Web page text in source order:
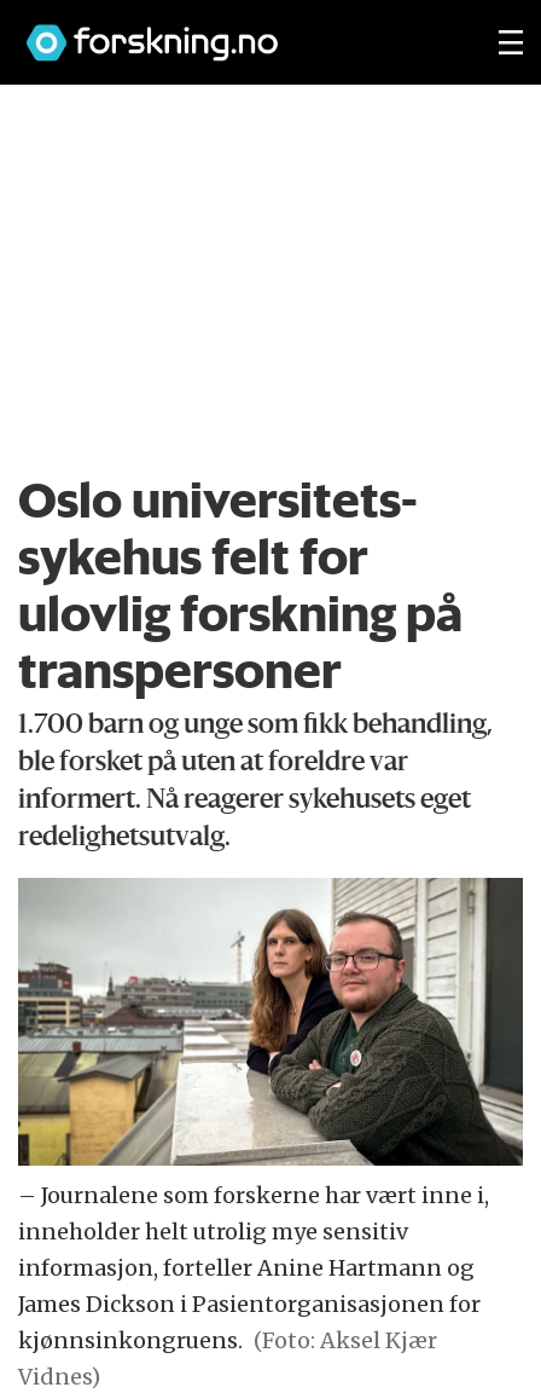
Oslo universitets­
sykehus felt for
ulovlig forskning på
transpersoner
1.700 barn og unge som fikk behandling,
ble forsket på uten at foreldre var
informert. Nå reagerer sykehusets eget
redelighetsutvalg.
– Journalene som forskerne har vært inne i,
inneholder helt utrolig mye sensitiv
informasjon, forteller Anine Hartmann og
James Dickson i Pasientorganisasjonen for
kjønnsinkongruens. (Foto: Aksel Kjær
Vidnes)